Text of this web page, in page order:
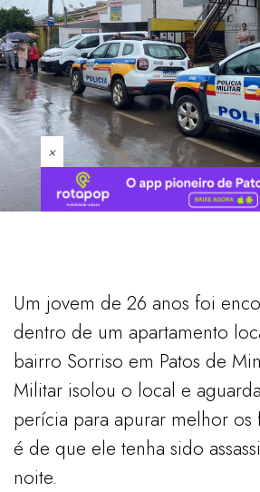
×
Um jovem de 26 anos foi
dentro de um apartamento
bairro Sorriso em Patos de
Militar isolou o local e
perícia para apurar melhor os
é de que ele tenha sido
noite.